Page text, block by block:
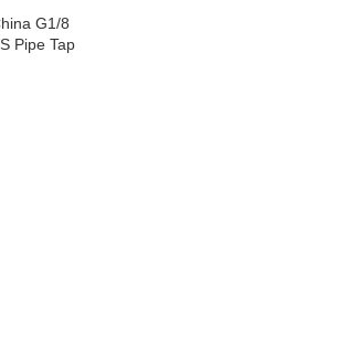
G1/8
Pipe Tap